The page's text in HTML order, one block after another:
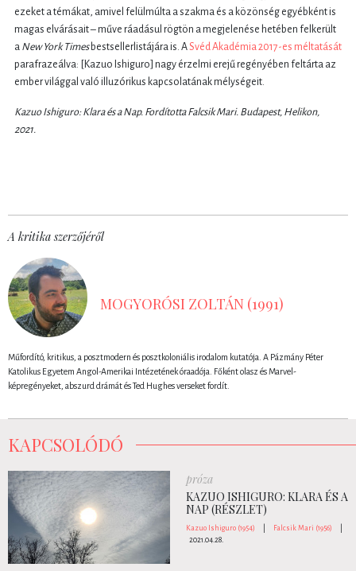
ezeket a témákat, amivel felülmúlta a szakma és a közönség egyébként is
magas elvárásait – műve ráadásul rögtön a megjelenése hetében felkerült
a New York Timesbestsellerlistájára is. ASvéd Akadémia 2017-es méltatását
parafrazeálva: [Kazuo Ishiguro] nagy érzelmi erejű regényében feltárta az
ember világgal való illuzórikus kapcsolatának mélységeit.
Kazuo Ishiguro: Klara és a Nap. Fordította Falcsik Mari. Budapest, Helikon,
2021.
A kritika szerzőjéről
MOGYORÓSI ZOLTÁN (1991)
Műfordító, kritikus, a posztmodern és posztkoloniális irodalom kutatója. A Pázmány Péter
Katolikus Egyetem Angol-Amerikai Intézetének óraadója. Főként olasz és Marvel-
képregényeket, abszurd drámát és Ted Hughes verseket fordít.
KAPCSOLÓDÓ
próza
KAZUO ISHIGURO: KLARA ÉS A
NAP (RÉSZLET)
Kazuo Ishiguro (1954) Falcsik Mari (1956)
2021.04.28.